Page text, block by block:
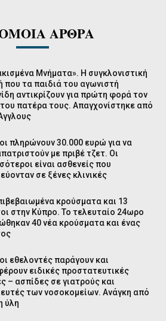
ΑΡΘΡΑ
Μνήματα». Η συγκλονιστική
που τα παιδιά του αγωνιστή
αντικρίζουν για πρώτη φορά τον
πατέρα τους. Απαγχονίστηκε από
πληρώνουν 30.000 ευρώ για να
με πριβέ τζετ. Οι
είναι ασθενείς που
σε ξένες κλινικές
κρούσματα και 13
στην Κύπρο. Το τελευταίο 24ωρο
40 νέα κρούσματα και ένας
εθελοντές παράγουν και
ειδικές προστατευτικές
– ασπίδες σε γιατρούς και
των νοσοκομείων. Ανάγκη από
ύλη